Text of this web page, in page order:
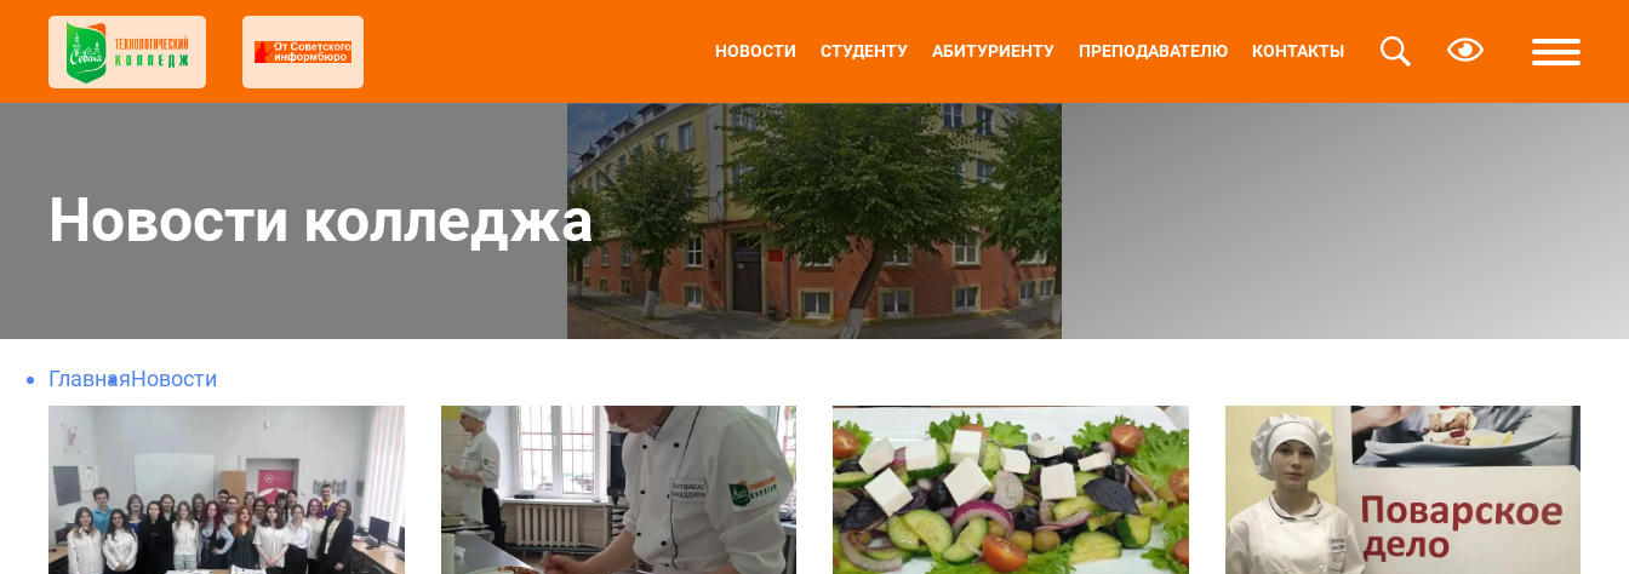
НОВОСТИ СТУДЕНТУ АБИТУРИЕНТУ ПРЕПОДАВАТЕЛЮ КОНТАКТЫ
Новости колледжа
ГлавнаяНовости